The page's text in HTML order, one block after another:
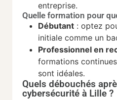
entreprise.
Quelle formation pour
Débutant : optez
initiale comme un
Professionnel en
formations
sont idéales.
Quels débouchés
cybersécurité à Lille ?